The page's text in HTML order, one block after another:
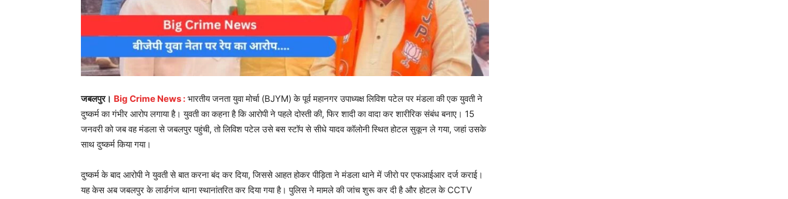
जबलपुर। Big Crime News : भारतीय जनता युवा मोर्चा (BJYM) के पूर्व महानगर उपाध्यक्ष लिविश पटेल पर मंडला की एक युवती ने
दुष्कर्म का गंभीर आरोप लगाया है। युवती का कहना है कि आरोपी ने पहले दोस्ती की, फिर शादी का वादा कर शारीरिक संबंध बनाए। 15
जनवरी को जब वह मंडला से जबलपुर पहुंची, तो लिविश पटेल उसे बस स्टॉप से सीधे यादव कॉलोनी स्थित होटल सुकून ले गया, जहां उसके
साथ दुष्कर्म किया गया।
दुष्कर्म के बाद आरोपी ने युवती से बात करना बंद कर दिया, जिससे आहत होकर पीड़िता ने मंडला थाने में जीरो पर एफआईआर दर्ज कराई।
यह केस अब जबलपुर के लार्डगंज थाना स्थानांतरित कर दिया गया है। पुलिस ने मामले की जांच शुरू कर दी है और होटल के CCTV